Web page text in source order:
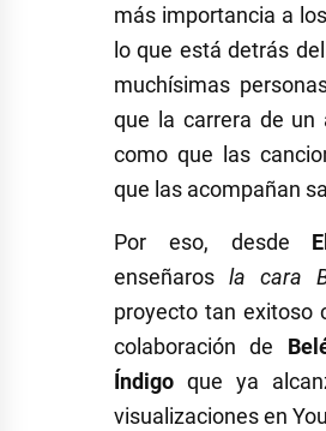
más importancia a
lo que está detrás
muchísimas
que la carrera de un
como que las
que las acompañan
Por eso, desde
enseñaros la cara
proyecto tan exitoso
colaboración de
Índigo que ya
visualizaciones en